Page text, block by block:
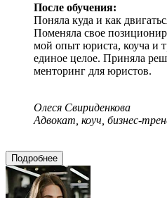
После обучения:
Поняла куда и как
Поменяла свое
мой опыт юриста, коуча и
единое целое. Приняла
менторинг для юристов.
Олеся Свириденкова
Адвокат, коуч, бизнес-
Подробнее